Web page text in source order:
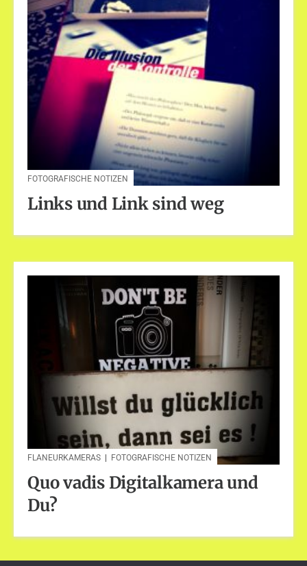
FOTOGRAFISCHE NOTIZEN
Links und Link sind weg
FLANEURKAMERAS | FOTOGRAFISCHE NOTIZEN
Quo vadis Digitalkamera und
Du?